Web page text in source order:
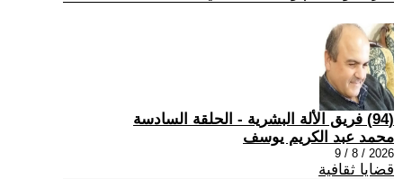
(94) فريق الألة البشرية - الحلقة السادسة
محمد عبد الكريم يوسف
2026 / 8 / 9
قضايا ثقافية